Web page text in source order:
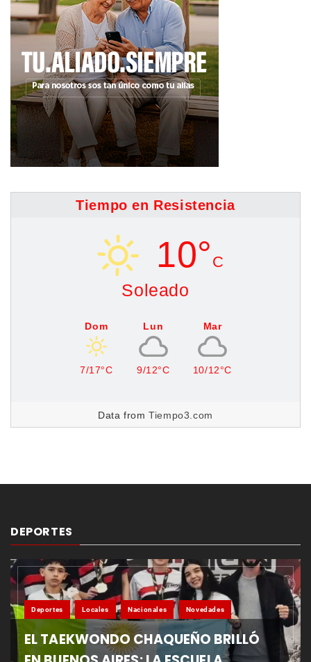
Tiempo en Resistencia
10° C
Soleado
Dom
7/17°C
Lun
9/12°C
Mar
10/12°C
Data fromTiempo3.com
DEPORTES
Deportes Locales Nacionales Novedades
EL TAEKWONDO CHAQUEÑO BRILLÓ